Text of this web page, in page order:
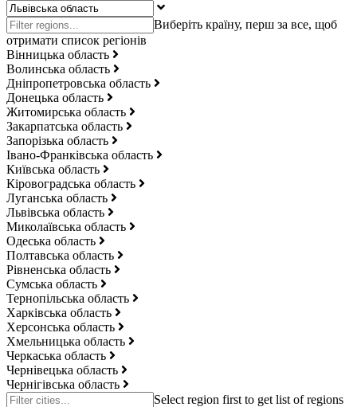
Вінницька область
Волинська область
Дніпропетровська область
Донецька область
Житомирська область
Закарпатська область
Запорізька область
Івано-Франківська область
Київська область
Кіровоградська область
Луганська область
Львівська область
Миколаївська область
Одеська область
Полтавська область
Рівненська область
Сумська область
Тернопільська область
Харківська область
Херсонська область
Хмельницька область
Черкаська область
Чернівецька область
Чернігівська область